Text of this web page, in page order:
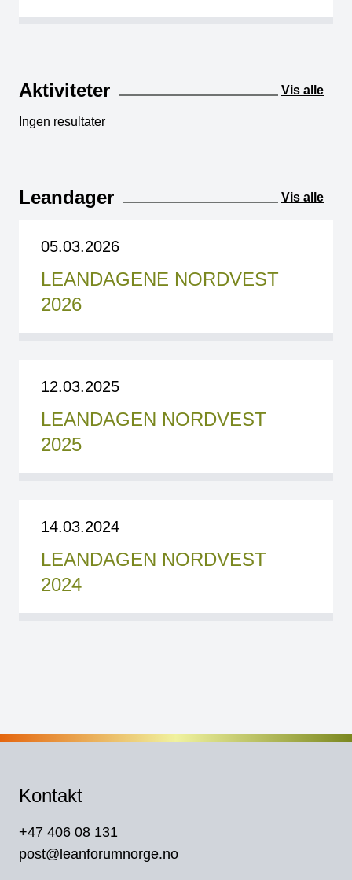
Aktiviteter Vis alle
Ingen resultater
Leandager Vis alle
05.03.2026
LEANDAGENE NORDVEST
2026
12.03.2025
LEANDAGEN NORDVEST
2025
14.03.2024
LEANDAGEN NORDVEST
2024
Kontakt
+47 406 08 131
post@leanforumnorge.no